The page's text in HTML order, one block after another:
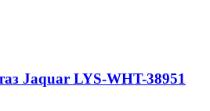
Jaquar LYS-WHT-38951